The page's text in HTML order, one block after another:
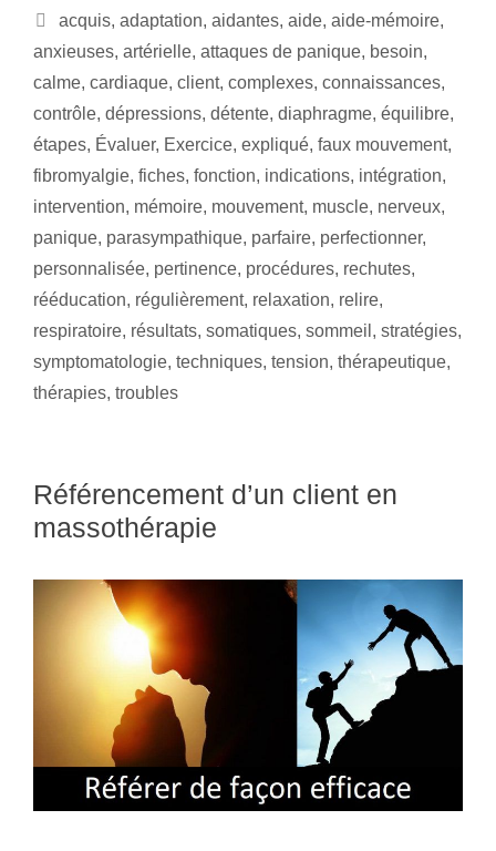
acquis, adaptation, aidantes, aide, aide-mémoire,
anxieuses, artérielle, attaques de panique, besoin,
calme, cardiaque, client, complexes, connaissances,
contrôle, dépressions, détente, diaphragme, équilibre,
étapes, Évaluer, Exercice, expliqué, faux mouvement,
fibromyalgie, fiches, fonction, indications, intégration,
intervention, mémoire, mouvement, muscle, nerveux,
panique, parasympathique, parfaire, perfectionner,
personnalisée, pertinence, procédures, rechutes,
rééducation, régulièrement, relaxation, relire,
respiratoire, résultats, somatiques, sommeil , stratégies,
symptomatologie, techniques, tension, thérapeutique,
thérapies, troubles
Référencement d’un client en
massothérapie